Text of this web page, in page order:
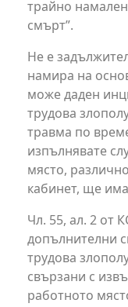
трайно
смърт”.
Не е
намира на
може даден
трудова
травма по
изпълнявате
място,
кабинет, ще
Чл. 55, ал. 2 от
допълнителни
трудова
свързани с
работното